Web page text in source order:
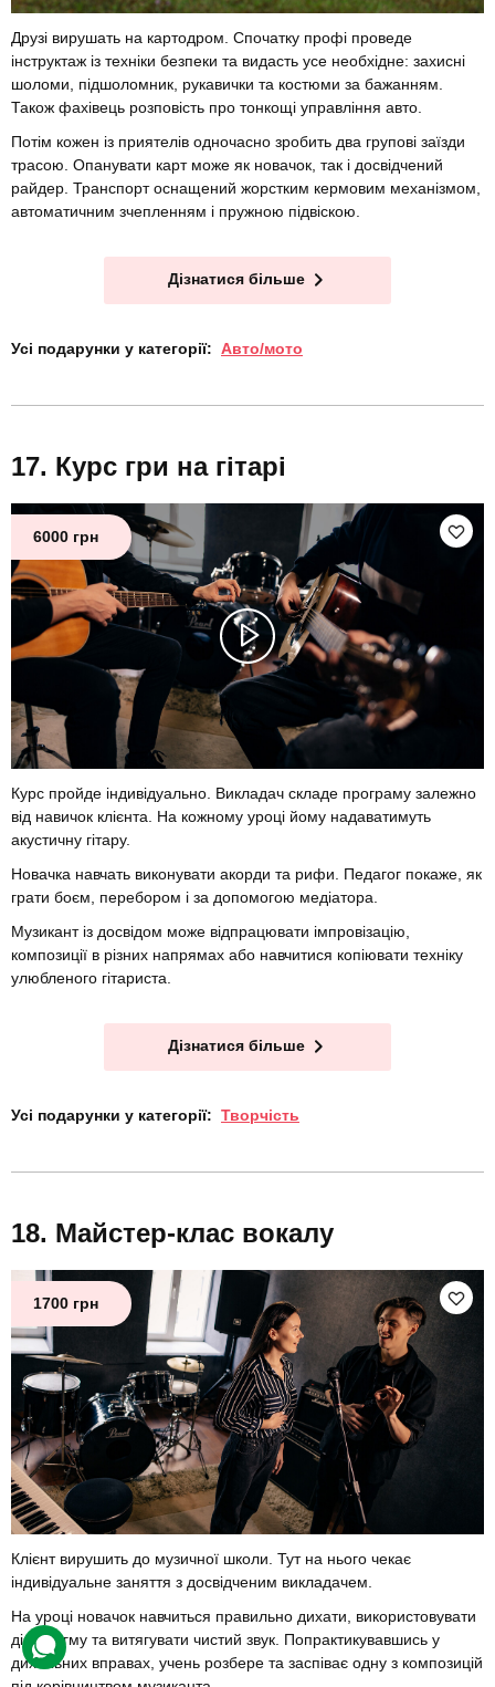
Друзі вирушать на картодром. Спочатку профі проведе
інструктаж із техніки безпеки та видасть усе необхідне: захисні
шоломи, підшоломник, рукавички та костюми за бажанням.
Також фахівець розповість про тонкощі управління авто.
Потім кожен із приятелів одночасно зробить два групові заїзди
трасою. Опанувати карт може як новачок, так і досвідчений
райдер. Транспорт оснащений жорстким кермовим механізмом,
автоматичним зчепленням і пружною підвіскою.
Дізнатися більше
Усі подарунки у категорії: Авто/мото
Курс гри на гітарі
6000 грн
Курс пройде індивідуально. Викладач складе програму залежно
від навичок клієнта. На кожному уроці йому надаватимуть
акустичну гітару.
Новачка навчать виконувати акорди та рифи. Педагог покаже, як
грати боєм, перебором і за допомогою медіатора.
Музикант із досвідом може відпрацювати імпровізацію,
композиції в різних напрямах або навчитися копіювати техніку
улюбленого гітариста.
Дізнатися більше
Усі подарунки у категорії: Творчість
Майстер-клас вокалу
1700 грн
Клієнт вирушить до музичної школи. Тут на нього чекає
індивідуальне заняття з досвідченим викладачем.
На уроці новачок навчиться правильно дихати, використовувати
діафрагму та витягувати чистий звук. Попрактикувавшись у
дихальних вправах, учень розбере та заспіває одну з композицій